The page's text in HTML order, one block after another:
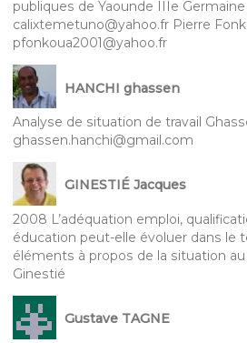
publiques de Yaounde IIIe
calixtemetuno@yahoo.fr Pierre
pfonkoua2001@yahoo.fr
HANCHI ghassen
Analyse de situation de travail
ghassen.hanchi@gmail.com
GINESTIÉ Jacques
2008 L’adéquation emploi,
éducation peut-elle évoluer dans le
éléments à propos de la situation
Ginestié
Gustave TAGNE